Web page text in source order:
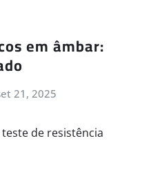
em âmbar:
21, 2025